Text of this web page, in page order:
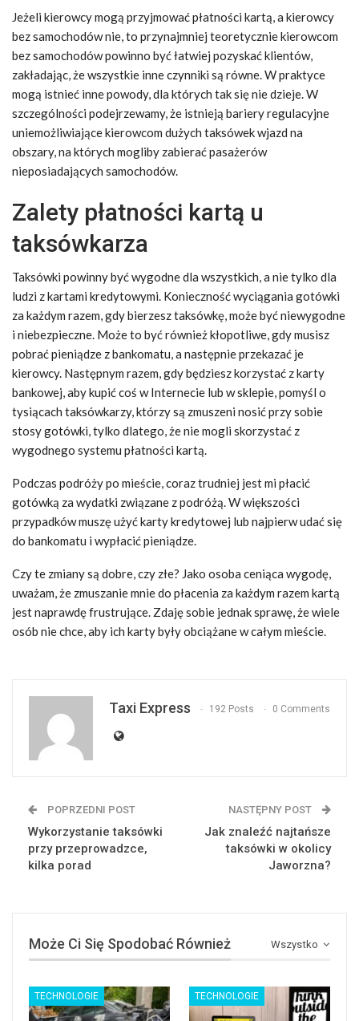
Jeżeli kierowcy mogą przyjmować płatności kartą, a kierowcy
bez samochodów nie, to przynajmniej teoretycznie kierowcom
bez samochodów powinno być łatwiej pozyskać klientów,
zakładając, że wszystkie inne czynniki są równe. W praktyce
mogą istnieć inne powody, dla których tak się nie dzieje. W
szczególności podejrzewamy, że istnieją bariery regulacyjne
uniemożliwiające kierowcom dużych taksówek wjazd na
obszary, na których mogliby zabierać pasażerów
nieposiadających samochodów.
Zalety płatności kartą u
taksówkarza
Taksówki powinny być wygodne dla wszystkich, a nie tylko dla
ludzi z kartami kredytowymi. Konieczność wyciągania gotówki
za każdym razem, gdy bierzesz taksówkę, może być niewygodne
i niebezpieczne. Może to być również kłopotliwe, gdy musisz
pobrać pieniądze z bankomatu, a następnie przekazać je
kierowcy. Następnym razem, gdy będziesz korzystać z karty
bankowej, aby kupić coś w Internecie lub w sklepie, pomyśl o
tysiącach taksówkarzy, którzy są zmuszeni nosić przy sobie
stosy gotówki, tylko dlatego, że nie mogli skorzystać z
wygodnego systemu płatności kartą.
Podczas podróży po mieście, coraz trudniej jest mi płacić
gotówką za wydatki związane z podróżą. W większości
przypadków muszę użyć karty kredytowej lub najpierw udać się
do bankomatu i wypłacić pieniądze.
Czy te zmiany są dobre, czy złe? Jako osoba ceniąca wygodę,
uważam, że zmuszanie mnie do płacenia za każdym razem kartą
jest naprawdę frustrujące. Zdaję sobie jednak sprawę, że wiele
osób nie chce, aby ich karty były obciążane w całym mieście.
Taxi Express 192 Posts 0 Comments
POPRZEDNI POST
Wykorzystanie taksówki
przy przeprowadzce,
kilka porad
NASTĘPNY POST
Jak znaleźć najtańsze
taksówki w okolicy
Jaworzna?
Wszystko
Może Ci Się Spodobać Również
TECHNOLOGIE TECHNOLOGIE